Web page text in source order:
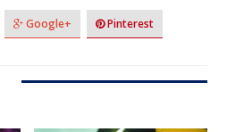
Google+ Pinterest